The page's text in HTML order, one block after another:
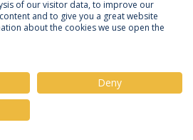
Conditions Rights of Data Subjects
Católica Portuguesa
of our visitor data, to improve our
and to give you a great website
about the cookies we use open the
Deny